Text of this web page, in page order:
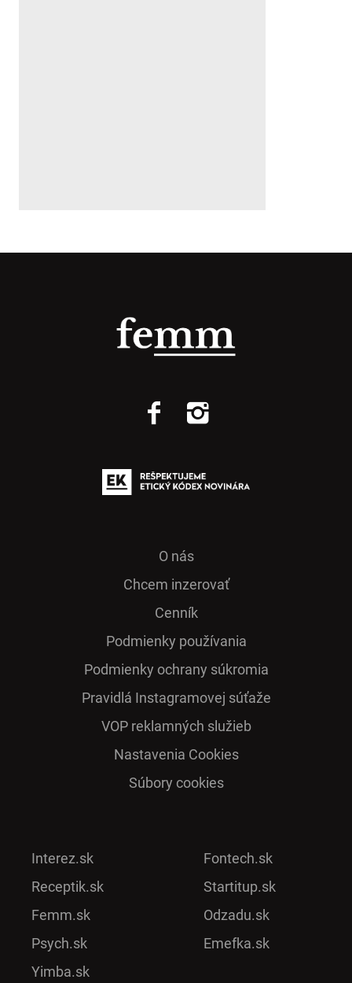
O nás
Chcem inzerovať
Cenník
Podmienky používania
Podmienky ochrany súkromia
Pra­vidlá Ins­ta­gra­mo­vej sú­ťaže
VOP reklamných služieb
Nastavenia Cookies
Súbory cookies
Interez.sk
Receptik.sk
Femm.sk
Psych.sk
Yimba.sk
Fontech.sk
Startitup.sk
Odzadu.sk
Emefka.sk